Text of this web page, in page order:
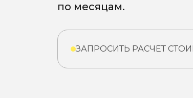
по месяцам.
ЗАПРОСИТЬ РАСЧЕТ